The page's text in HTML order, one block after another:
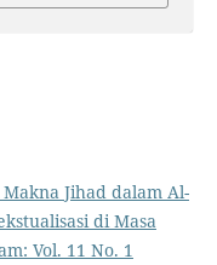
Jihad dalam Al-
di Masa
Vol. 11 No. 1